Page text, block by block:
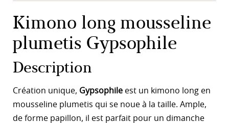
Kimono long mousseline
plumetis Gypsophile
Description
Création unique, Gypsophile est un kimono long en
mousseline plumetis qui se noue à la taille. Ample,
de forme papillon, il est parfait pour un dimanche